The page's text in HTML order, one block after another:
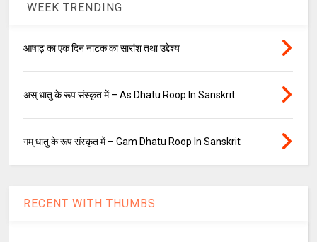
WEEK TRENDING
आषाढ़ का एक दिन नाटक का सारांश तथा उद्देश्य
अस् धातु के रूप संस्कृत में – As Dhatu Roop In Sanskrit
गम् धातु के रूप संस्कृत में – Gam Dhatu Roop In Sanskrit
RECENT WITH THUMBS